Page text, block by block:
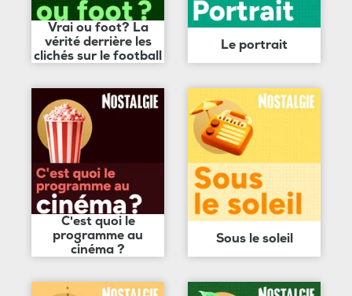
Vrai ou foot? La
vérité derrière les
clichés sur le football
Le portrait
C'est quoi le
programme au
cinéma ?
Sous le soleil